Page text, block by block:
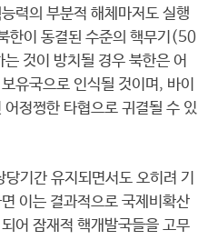
력의 부분적 해체마저도 실행
한이 동결된 수준의 핵무기(50
것이 방치될 경우 북한은 어
유국으로 인식될 것이며, 바이
정쩡한 타협으로 귀결될 수 있
기간 유지되면서도 오히려 기
이는 결과적으로 국제비확산
어 잠재적 핵개발국들을 고무